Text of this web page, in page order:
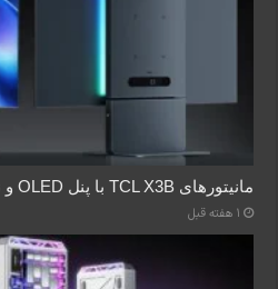
مانیتورهای TCL X3B با پنل OLED و نرخ نوسازی ۴۸۰ هرتز
1 هفته قبل